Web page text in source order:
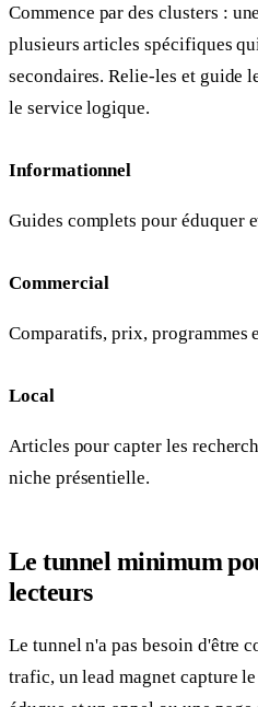
Commence par des clusters :
plusieurs articles spécifiques
secondaires. Relie-les et guide
le service logique.
Informationnel
Guides complets pour éduquer
Commercial
Comparatifs, prix, programmes
Local
Articles pour capter les
niche présentielle.
Le tunnel minimum
lecteurs
Le tunnel n'a pas besoin d'être
trafic, un lead magnet capture